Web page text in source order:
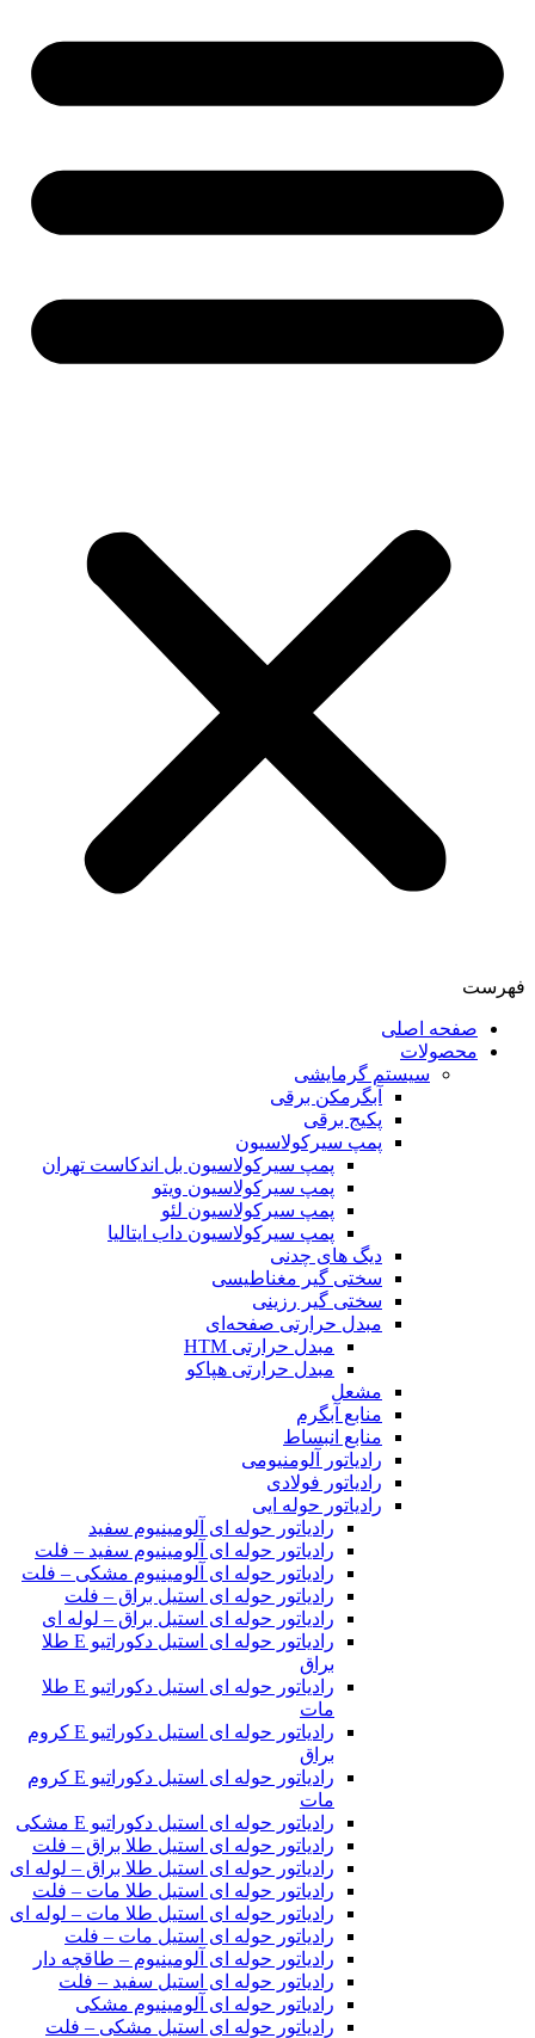
فهرست
صفحه اصلی
محصولات
سیستم گرمایشی
آبگرمکن برقی
پکیج برقی
پمپ سیرکولاسیون
پمپ سیرکولاسیون بل اندکاست تهران
پمپ سیرکولاسیون ویتو
پمپ سیرکولاسیون لئو
پمپ سیرکولاسیون داب ایتالیا
دیگ های چدنی
سختی گیر مغناطیسی
سختی گیر رزینی
مبدل حرارتی صفحه‌ای
مبدل حرارتی HTM‎
مبدل حرارتی هپاکو
مشعل
منابع آبگرم
منابع انبساط
رادیاتور آلومنیومی
رادیاتور فولادی
رادیاتور حوله ایی
رادیاتور حوله ای آلومینیوم سفید
رادیاتور حوله ای آلومینیوم سفید – فلت
رادیاتور حوله ای آلومینیوم مشکی – فلت
رادیاتور حوله ای استیل براق – فلت
رادیاتور حوله ای استیل براق – لوله ای
رادیاتور حوله ای استیل دکوراتیو E طلا
براق
رادیاتور حوله ای استیل دکوراتیو E طلا
مات
رادیاتور حوله ای استیل دکوراتیو E کروم
براق
رادیاتور حوله ای استیل دکوراتیو E کروم
مات
رادیاتور حوله ای استیل دکوراتیو E مشکی
رادیاتور حوله ای استیل طلا براق – فلت
رادیاتور حوله ای استیل طلا براق – لوله ای
رادیاتور حوله ای استیل طلا مات – فلت
رادیاتور حوله ای استیل طلا مات – لوله ای
رادیاتور حوله ای استیل مات – فلت
رادیاتور حوله ای آلومینیوم – طاقچه دار
رادیاتور حوله ای استیل سفید – فلت
رادیاتور حوله ای آلومینیوم مشکی
رادیاتور حوله ای استیل مشکی – فلت